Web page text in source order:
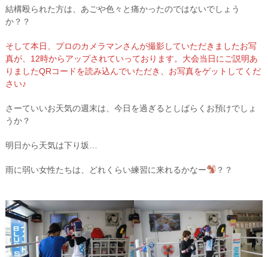
結構殴られた方は、あごや色々と痛かったのではないでしょう
か？？
そして本日、プロのカメラマンさんが撮影していただきましたお写
真が、12時からアップされていっております。大会当日にご説明あ
りましたQRコードを読み込んでいただき、お写真をゲットしてくだ
さい♪
さーていいお天気の週末は、今日を過ぎるとしばらくお預けでしょ
うか？
明日から天気は下り坂…
雨に弱い女性たちは、どれくらい練習に来れるかなー ？？